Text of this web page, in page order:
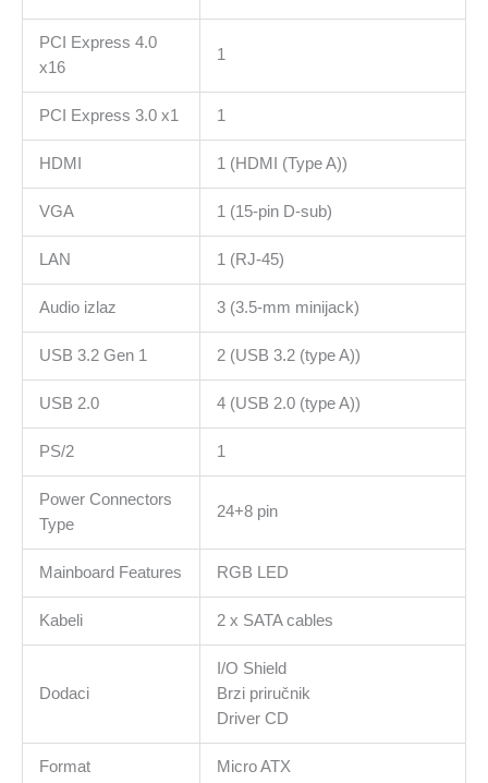
PCI Express 4.0
x16
1
PCI Express 3.0 x1 1
HDMI 1 (HDMI (Type A))
VGA 1 (15-pin D-sub)
LAN 1 (RJ-45)
Audio izlaz 3 (3.5-mm minijack)
USB 3.2 Gen 1 2 (USB 3.2 (type A))
USB 2.0 4 (USB 2.0 (type A))
PS/2 1
Power Connectors
Type
24+8 pin
Mainboard Features RGB LED
Kabeli 2 x SATA cables
Dodaci
I/O Shield
Brzi priručnik
Driver CD
Format Micro ATX